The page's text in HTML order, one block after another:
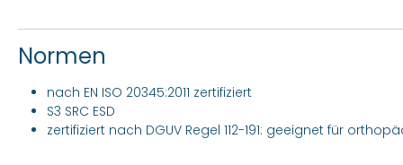
Normen
nach EN ISO 20345:2011 zertifiziert
S3 SRC ESD
zertifiziert nach DGUV Regel 112-191: geeignet für